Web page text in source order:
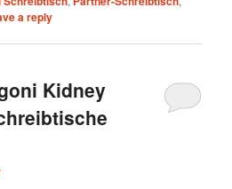
a reply
Kidney